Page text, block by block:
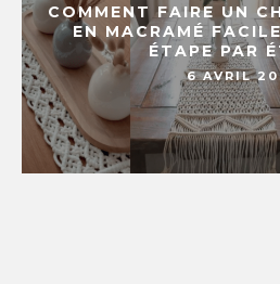
COMMENT FAIRE UN
EN MACRAMÉ
ÉTAPE PAR
6 AVRIL